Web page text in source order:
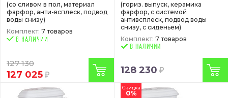
(со сливом в пол, материал
фарфор, анти-всплеск, подвод
воды снизу)
Комплект: 7 товаров
127 130
127 025
(гориз. выпуск, керамика
фарфор, с системой
антивсплеск, подвод воды
снизу, с сиденьем)
Комплект: 7 товаров
В НАЛИЧИИ
128 230
Скидка
0%